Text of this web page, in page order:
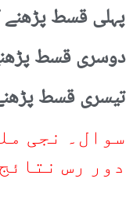
پہلی قسط پڑھنے
دوسری قسط
تیسری قسط
سوال۔ نجی
دور رس